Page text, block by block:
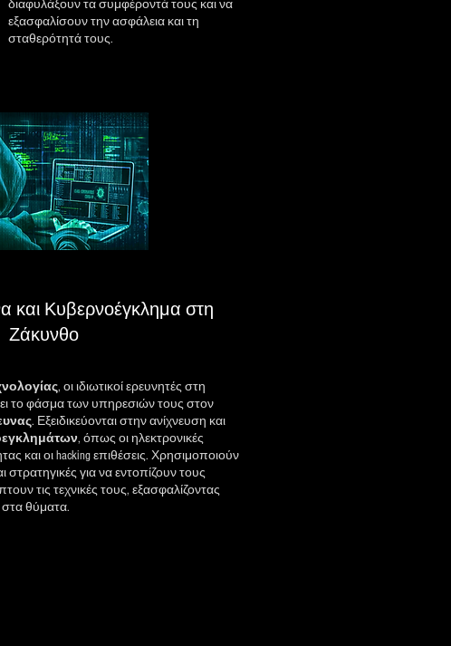
διαφυλάξουν τα συμφέροντά τους και να
εξασφαλίσουν την ασφάλεια και τη
σταθερότητά τους.
και Κυβερνοέγκλημα στη
Ζάκυνθο
, οι ιδιωτικοί ερευνητές στη
το φάσμα των υπηρεσιών τους στον
. Εξειδικεύονται στην ανίχνευση και
, όπως οι ηλεκτρονικές
και οι hacking επιθέσεις. Χρησιμοποιούν
στρατηγικές για να εντοπίζουν τους
τις τεχνικές τους, εξασφαλίζοντας
θύματα.